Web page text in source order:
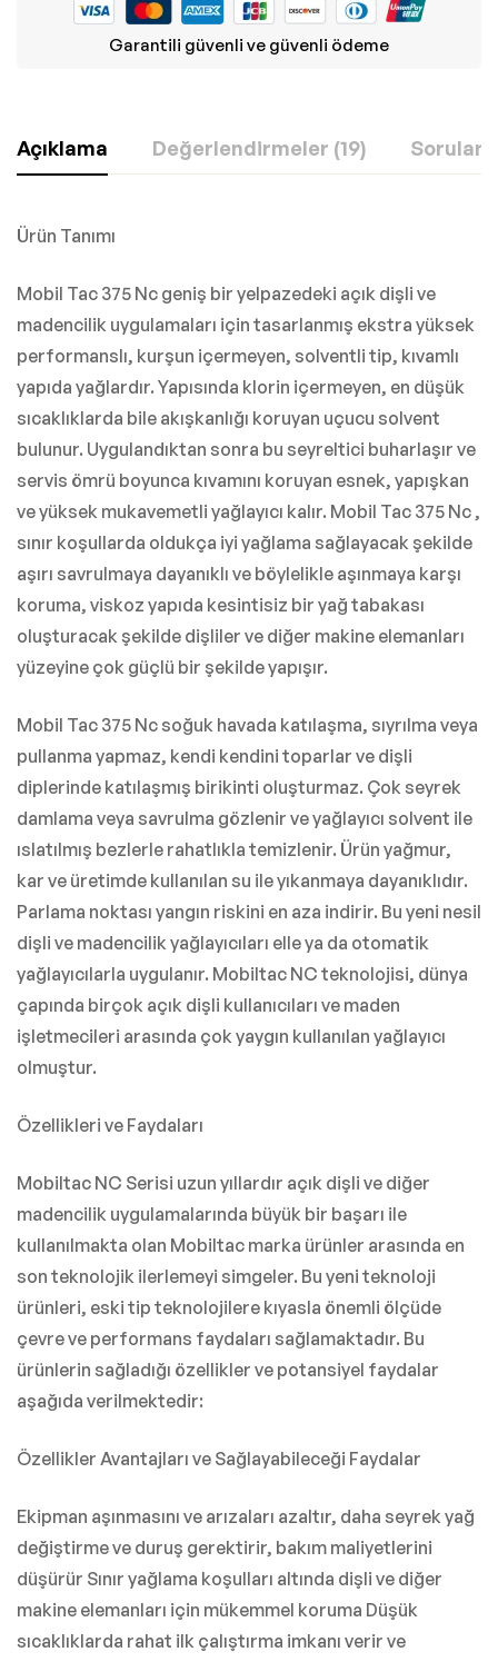
Garantili güvenli ve güvenli ödeme
Açıklama Değerlendirmeler (19) Sorular
Ürün Tanımı
Mobil Tac 375 Nc geniş bir yelpazedeki açık dişli ve
madencilik uygulamaları için tasarlanmış ekstra yüksek
performanslı, kurşun içermeyen, solventli tip, kıvamlı
yapıda yağlardır. Yapısında klorin içermeyen, en düşük
sıcaklıklarda bile akışkanlığı koruyan uçucu solvent
bulunur. Uygulandıktan sonra bu seyreltici buharlaşır ve
servis ömrü boyunca kıvamını koruyan esnek, yapışkan
ve yüksek mukavemetli yağlayıcı kalır. Mobil Tac 375 Nc ,
sınır koşullarda oldukça iyi yağlama sağlayacak şekilde
aşırı savrulmaya dayanıklı ve böylelikle aşınmaya karşı
koruma, viskoz yapıda kesintisiz bir yağ tabakası
oluşturacak şekilde dişliler ve diğer makine elemanları
yüzeyine çok güçlü bir şekilde yapışır.
Mobil Tac 375 Nc soğuk havada katılaşma, sıyrılma veya
pullanma yapmaz, kendi kendini toparlar ve dişli
diplerinde katılaşmış birikinti oluşturmaz. Çok seyrek
damlama veya savrulma gözlenir ve yağlayıcı solvent ile
ıslatılmış bezlerle rahatlıkla temizlenir. Ürün yağmur,
kar ve üretimde kullanılan su ile yıkanmaya dayanıklıdır.
Parlama noktası yangın riskini en aza indirir. Bu yeni nesil
dişli ve madencilik yağlayıcıları elle ya da otomatik
yağlayıcılarla uygulanır. Mobiltac NC teknolojisi, dünya
çapında birçok açık dişli kullanıcıları ve maden
işletmecileri arasında çok yaygın kullanılan yağlayıcı
olmuştur.
Özellikleri ve Faydaları
Mobiltac NC Serisi uzun yıllardır açık dişli ve diğer
madencilik uygulamalarında büyük bir başarı ile
kullanılmakta olan Mobiltac marka ürünler arasında en
son teknolojik ilerlemeyi simgeler. Bu yeni teknoloji
ürünleri, eski tip teknolojilere kıyasla önemli ölçüde
çevre ve performans faydaları sağlamaktadır. Bu
ürünlerin sağladığı özellikler ve potansiyel faydalar
aşağıda verilmektedir:
Özellikler Avantajları ve Sağlayabileceği Faydalar
Ekipman aşınmasını ve arızaları azaltır, daha seyrek yağ
değiştirme ve duruş gerektirir, bakım maliyetlerini
düşürür Sınır yağlama koşulları altında dişli ve diğer
makine elemanları için mükemmel koruma Düşük
sıcaklıklarda rahat ilk çalıştırma imkanı verir ve